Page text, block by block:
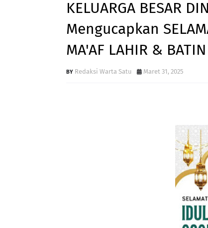
KELUARGA BESAR
Mengucapkan
MA'AF LAHIR & BATIN
Redaksi Warta Satu Maret 31, 2025